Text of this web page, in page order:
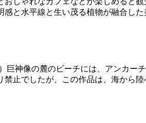
と水平線と生い茂る植物が融合した
神像の麓のビーチには、アンカー
止でしたが、この作品は、海から